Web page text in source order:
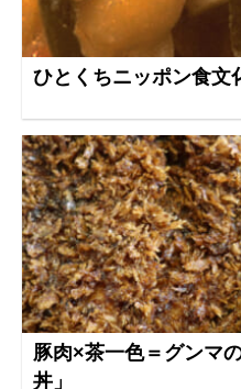
ひとくちニッポン食文
豚肉×茶一色＝グンマ
丼」